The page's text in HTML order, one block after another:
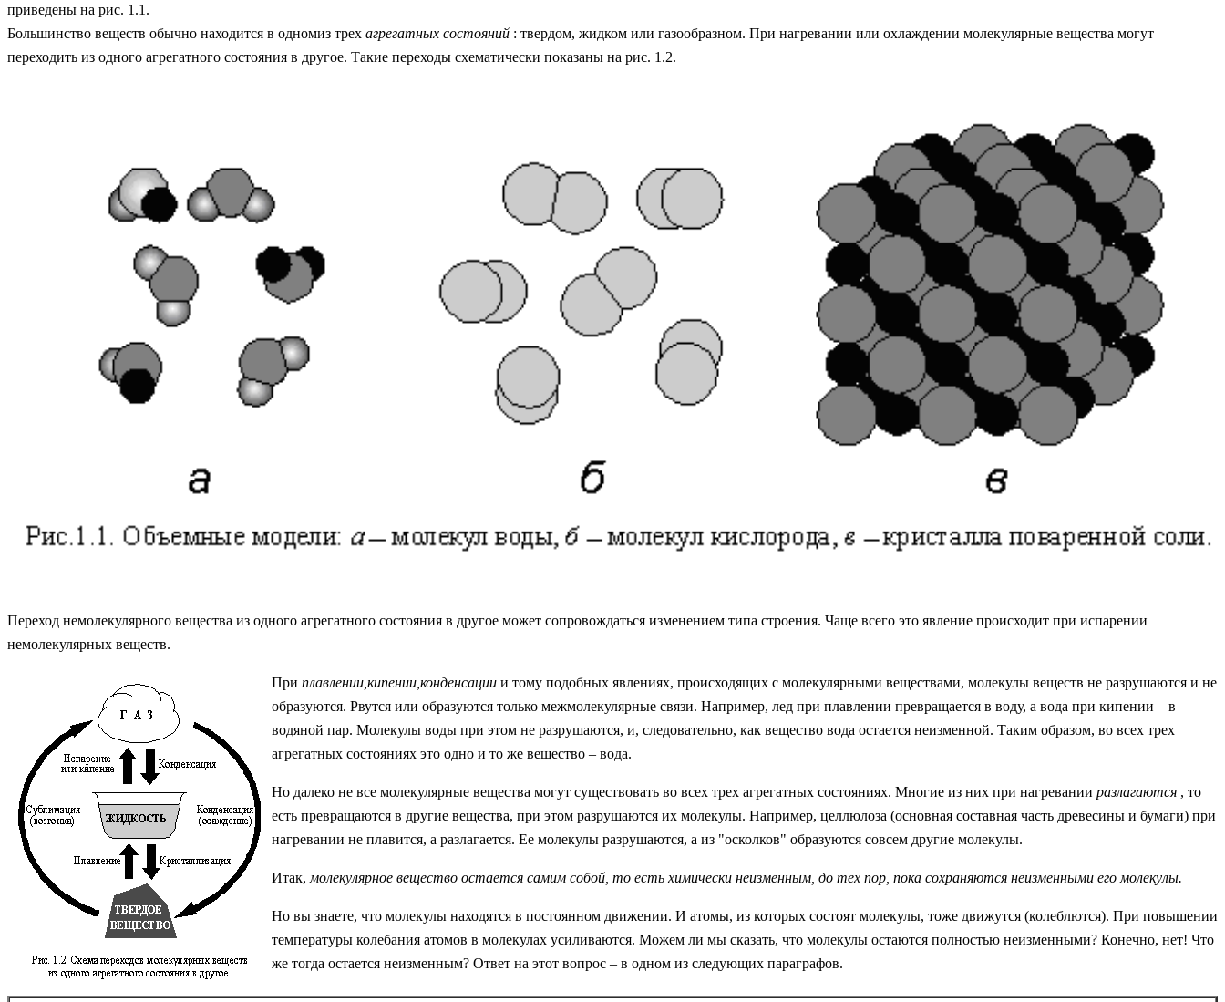
приведены на рис. 1.1.
Большинство веществ обычно находится в одномиз трех агрегатных состояний : твердом, жидком или газообразном. При нагревании или охлаждении молекулярные вещества могут
переходить из одного агрегатного состояния в другое. Такие переходы схематически показаны на рис. 1.2.
Переход немолекулярного вещества из одного агрегатного состояния в другое может сопровождаться изменением типа строения. Чаще всего это явление происходит при испарении
немолекулярных веществ.
При плавлении,кипении,конденсации и тому подобных явлениях, происходящих с молекулярными веществами, молекулы веществ не разрушаются и не
образуются. Рвутся или образуются только межмолекулярные связи. Например, лед при плавлении превращается в воду, а вода при кипении – в
водяной пар. Молекулы воды при этом не разрушаются, и, следовательно, как вещество вода остается неизменной. Таким образом, во всех трех
агрегатных состояниях это одно и то же вещество – вода.
Но далеко не все молекулярные вещества могут существовать во всех трех агрегатных состояниях. Многие из них при нагревании разлагаются , то
есть превращаются в другие вещества, при этом разрушаются их молекулы. Например, целлюлоза (основная составная часть древесины и бумаги) при
нагревании не плавится, а разлагается. Ее молекулы разрушаются, а из "осколков" образуются совсем другие молекулы.
Итак, молекулярное вещество остается самим собой, то есть химически неизменным, до тех пор, пока сохраняются неизменными его молекулы.
Но вы знаете, что молекулы находятся в постоянном движении. И атомы, из которых состоят молекулы, тоже движутся (колеблются). При повышении
температуры колебания атомов в молекулах усиливаются. Можем ли мы сказать, что молекулы остаются полностью неизменными? Конечно, нет! Что
же тогда остается неизменным? Ответ на этот вопрос – в одном из следующих параграфов.